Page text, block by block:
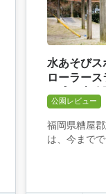
水あそび
ローラー
平成の森公
公園レビュー
福岡県糟屋
は、今まで